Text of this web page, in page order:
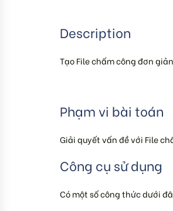
Description
Tạo File chấm công đơn
Phạm vi bài toán
Giải quyết vấn đề với File
Công cụ sử dụng
Có một số công thức dưới